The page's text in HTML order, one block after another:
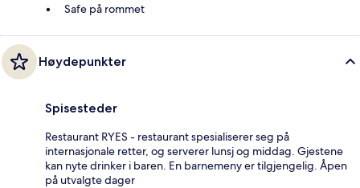
Safe på rommet
Høydepunkter
Spisesteder
Restaurant RYES - restaurant spesialiserer seg på
internasjonale retter, og serverer lunsj og middag. Gjestene
kan nyte drinker i baren. En barnemeny er tilgjengelig. Åpen
på utvalgte dager